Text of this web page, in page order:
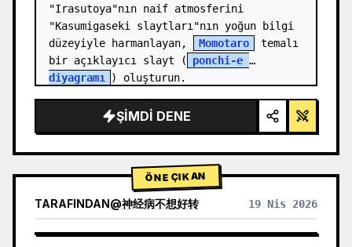
"Irasutoya"nın naif atmosferini
"Kasumigaseki slaytları"nın yoğun bilgi
düzeyiyle harmanlayan,
Momotaro
temalı
bir açıklayıcı slayt (
ponchi-e
diyagramı
) oluşturun.
ŞIMDI DENE
ÖNE ÇIKAN
TARAFINDAN@神经病不想好转 19 Nis 2026